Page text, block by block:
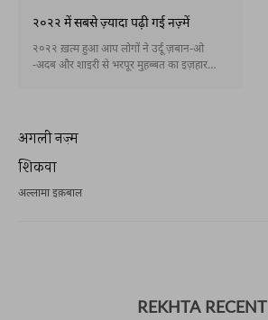
२०२२ में सबसे ज़्यादा पढ़ी गई नज़्में
२०२२ ख़त्म हुआ आप लोगों ने उर्दू ज़बान-ओ
-अदब और शाइरी से भरपूर मुहब्बत का इज़हार
अगली नज़्म
शिकवा
अल्लामा इक़बाल
REKHTA RECENT